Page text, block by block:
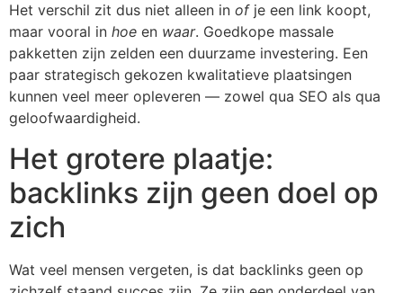
Het verschil zit dus niet alleen in ofje een link koopt,
maar vooral in hoe en waar. Goedkope massale
pakketten zijn zelden een duurzame investering. Een
paar strategisch gekozen kwalitatieve plaatsingen
kunnen veel meer opleveren — zowel qua SEO als qua
geloofwaardigheid.
Het grotere plaatje:
backlinks zijn geen doel op
zich
Wat veel mensen vergeten, is dat backlinks geen op